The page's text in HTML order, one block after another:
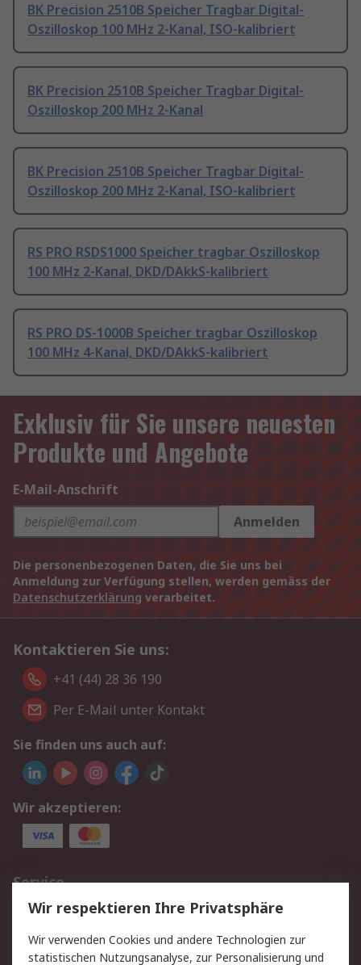
BK Precision 2510B Speicher Tragbar Digital-
Oszilloskop 100 MHz 2-Kanal, ISO-kalibriert
BK Precision 2510B Speicher Tragbar Digital-
Oszilloskop 200 MHz 2-Kanal
BK Precision 2510B Speicher Tragbar Digital-
Oszilloskop 200 MHz 2-Kanal, ISO-kalibriert
RS PRO RSDS1000 Speicher tragbar Oszilloskop
100 MHz 2-Kanal, DKD/DAkkS-kalibriert
RS PRO DS-1000B Speicher tragbar Oszilloskop
100 MHz 4-Kanal, DKD/DAkkS-kalibriert
Exklusiv für Sie unsere neuesten
Produkte und Angebote
E-Mail-Anschrift
Anmelden
Die personenbezogenen Daten, die Sie uns bei
Anmeldung zur Verfügung stellen, werden gemäss der
Datenschutzerklärung verarbeitet.
Kontaktieren Sie uns:
+41 (44) 28 36 190
Per E-Mail unter Kontakt
Sie finden uns auch auf:
Wir akzeptieren:
Service
Value Added Services
Lieferlösungen
Rücksendungen
Kontakt
Hilfe
Wir respektieren Ihre Privatsphäre
Wir verwenden Cookies und andere Technologien zur
statistischen Nutzungsanalyse, zur Personalisierung und